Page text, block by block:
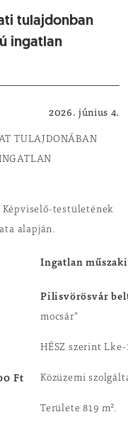
tulajdonban
ingatlan
2026. június 4.
TULAJDONÁBAN
Képviselő-testületének
alapján.
Ingatlan
Ft
Pilisvörösvár
mocsár”
HÉSZ szerint
Közüzemi
Területe 819 m².